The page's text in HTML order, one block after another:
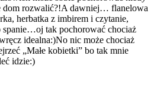
dom rozwalić?!A dawniej… flanelowa
herbatka z imbirem i czytanie,
tak pochorować chociaż
idealna:)No nic może chociaż
„Małe kobietki” bo tak mnie
idzie:)